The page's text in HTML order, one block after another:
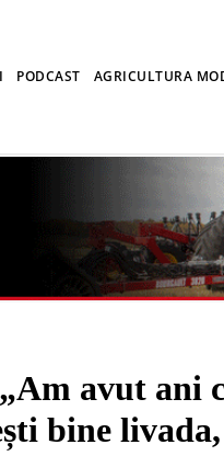
PODCAST AGRICULTURA
avut ani
bine livada,